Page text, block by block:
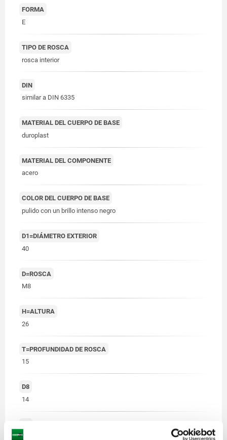
FORMA
E
TIPO DE ROSCA
rosca interior
DIN
similar a DIN 6335
MATERIAL DEL CUERPO DE BASE
duroplast
MATERIAL DEL COMPONENTE
acero
COLOR DEL CUERPO DE BASE
pulido con un brillo intenso negro
D1=DIÁMETRO EXTERIOR
40
D=ROSCA
M8
H=ALTURA
26
T=PROFUNDIDAD DE ROSCA
15
D8
14
10